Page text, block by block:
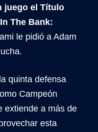
juego el Título
The Bank:
le pidió a Adam
quinta defensa
Campeón
extiende a más de
esta